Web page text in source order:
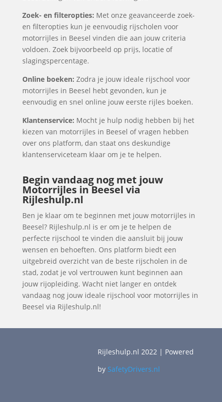
Zoek- en filteropties: Met onze geavanceerde zoek-
en filteropties kun je eenvoudig rijscholen voor
motorrijles in Beesel vinden die aan jouw criteria
voldoen. Zoek bijvoorbeeld op prijs, locatie of
slagingspercentage.
Online boeken: Zodra je jouw ideale rijschool voor
motorrijles in Beesel hebt gevonden, kun je
eenvoudig en snel online jouw eerste rijles boeken.
Klantenservice: Mocht je hulp nodig hebben bij het
kiezen van motorrijles in Beesel of vragen hebben
over ons platform, dan staat ons deskundige
klantenserviceteam klaar om je te helpen.
Begin vandaag nog met jouw
Motorrijles in Beesel via
Rijleshulp.nl
Ben je klaar om te beginnen met jouw motorrijles in
Beesel? Rijleshulp.nl is er om je te helpen de
perfecte rijschool te vinden die aansluit bij jouw
wensen en behoeften. Ons platform biedt een
uitgebreid overzicht van de beste rijscholen in de
stad, zodat je vol vertrouwen kunt beginnen aan
jouw rijopleiding. Wacht niet langer en ontdek
vandaag nog jouw ideale rijschool voor motorrijles in
Beesel via Rijleshulp.nl!
Rijleshulp.nl 2022 | Powered
by SafetyDrivers.nl